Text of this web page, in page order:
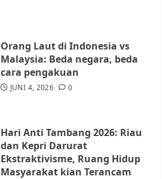
Tim Advokasi Desak BP Batam
Berhenti Merampas Tanah
Orang Laut di Indonesia vs
Malaysia: Beda negara, beda
cara pengakuan
JUNI 4, 2026 0
Hari Anti Tambang 2026: Riau
dan Kepri Darurat
Ekstraktivisme, Ruang Hidup
Masyarakat kian Terancam